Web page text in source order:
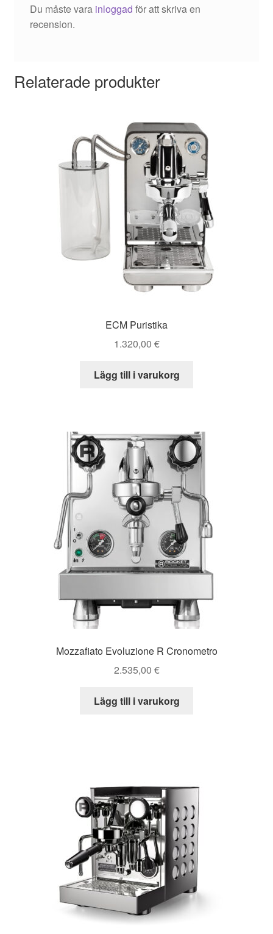
Du måste vara inloggad för att skriva en
recension.
Relaterade produkter
ECM Puristika
1.320,00 €
Lägg till i varukorg
Mozzafiato Evoluzione R Cronometro
2.535,00 €
Lägg till i varukorg